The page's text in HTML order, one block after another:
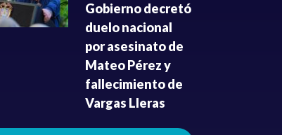
Gobierno decretó
duelo nacional
por asesinato de
Mateo Pérez y
fallecimiento de
Vargas Lleras